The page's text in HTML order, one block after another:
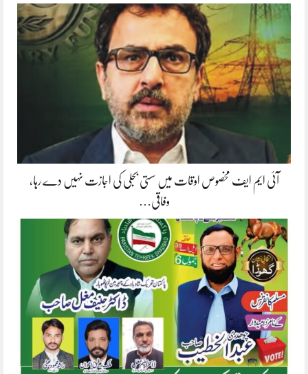
آئی ایم ایف مخصوص اوقات میں سستی بجلی کی اجازت نہیں دے رہا،
وفاقی…